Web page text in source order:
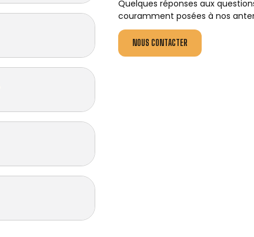
Quelques réponses aux
couramment posées à nos
NOUS CONTACTER